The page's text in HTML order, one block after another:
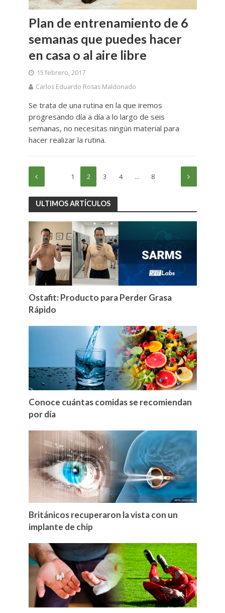
Plan de entrenamiento de 6
semanas que puedes hacer
en casa o al aire libre
15 febrero, 2017
Carlos Eduardo Rosas Maldonado
Se trata de una rutina en la que iremos
progresando día a día a lo largo de seis
semanas, no necesitas ningún material para
hacer realizar la rutina.
1 2 3 4 … 8
ULTIMOS ARTÍCULOS
Ostafit: Producto para Perder Grasa
Rápido
Conoce cuántas comidas se recomiendan
por día
Británicos recuperaron la vista con un
implante de chip